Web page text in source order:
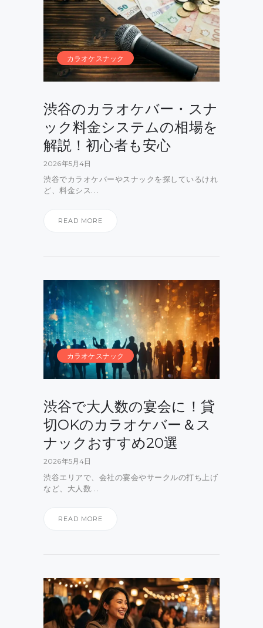
カラオケスナック
渋谷のカラオケバー・スナ
ック料金システムの相場を
解説！初心者も安心
2026年5月4日
渋谷でカラオケバーやスナックを探しているけれ
ど、料金シス…
READ MORE
カラオケスナック
渋谷で大人数の宴会に！貸
切OKのカラオケバー＆ス
ナックおすすめ20選
2026年5月4日
渋谷エリアで、会社の宴会やサークルの打ち上げ
など、大人数…
READ MORE